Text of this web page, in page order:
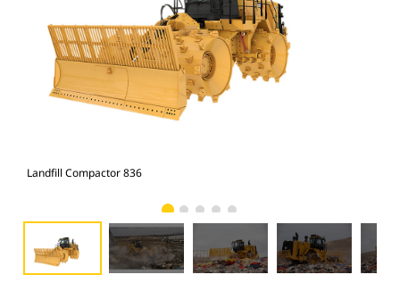
Landfill Compactor 836